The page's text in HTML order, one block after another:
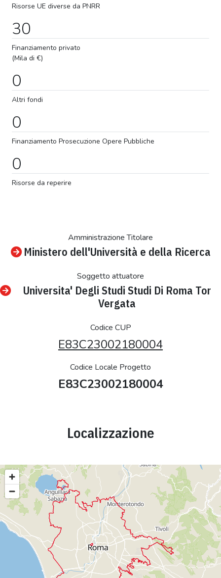
Risorse UE diverse da PNRR
30
Finanziamento privato
(Mila di €)
0
Altri fondi
0
Finanziamento Prosecuzione Opere Pubbliche
0
Risorse da reperire
Amministrazione Titolare
Ministero dell'Università e della Ricerca
Soggetto attuatore
Universita' Degli Studi Studi Di Roma Tor
Vergata
Codice CUP
E83C23002180004
Codice Locale Progetto
E83C23002180004
Localizzazione